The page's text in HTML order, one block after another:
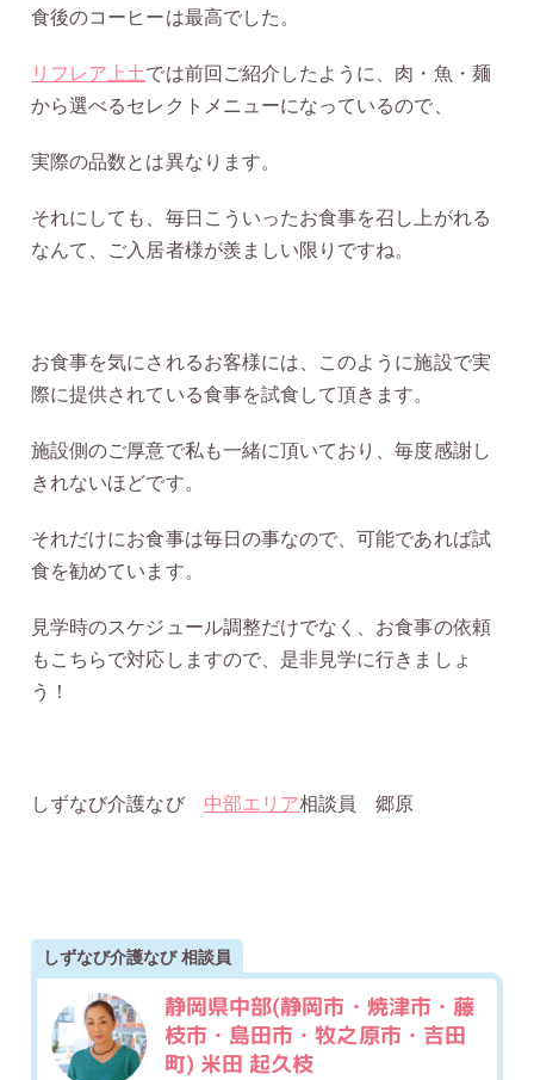
食後のコーヒーは最高でした。
リフレア上土では前回ご紹介したように、肉・魚・麺
から選べるセレクトメニューになっているので、
実際の品数とは異なります。
それにしても、毎日こういったお食事を召し上がれる
なんて、ご入居者様が羨ましい限りですね。
お食事を気にされるお客様には、このように施設で実
際に提供されている食事を試食して頂きます。
施設側のご厚意で私も一緒に頂いており、毎度感謝し
きれないほどです。
それだけにお食事は毎日の事なので、可能であれば試
食を勧めています。
見学時のスケジュール調整だけでなく、お食事の依頼
もこちらで対応しますので、是非見学に行きましょ
う！
しずなび介護なび 中部エリア相談員 郷原
しずなび介護なび 相談員
静岡県中部(静岡市・焼津市・藤
枝市・島田市・牧之原市・吉田
町) 米田 起久枝